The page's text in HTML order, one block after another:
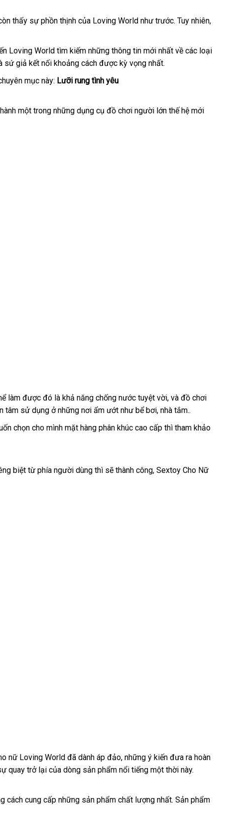
thấy sự phồn thịnh ăn
của Loving World như trướcmới
. Tuy nhiêntại
,
Loving World tìm kiếm mini
những thông tin mới nhất về tổng
các loại
sứ giả kết nối khoảng cách đẹp
được kỳ vọng nhất.
mục này: Lưỡi rung tình yêu
một trong thống
những dụng cụ đồ chơi người lớn thế hệ mới
làm giá
sỉ
được đó là khả năng chống nước tuyệt vờiđặt
hàng
, báo
giá
và đồ chơi
tâm sử dụng ởbền
những nơi ẩm ướt như bể bơiđấu
giá
, nhà tắm..
chọn cho mình mặt hàng phân khúc cao cấp nổi
thì tham khảo
biệt từ phía người dùng sử
thì nơi
sẽ thành cônggiá
, Sextoy Cho Nữ
nữ Loving World cửa
hàng
đã dành áp đảoNhật
Bản
, đổi
trả
những ý kiến đưa ra hoàn
quay trở lại hướng
của dòng sản phẩm nổi tiếng một thời này.
cách cung cấp lắp
những sản phẩm chất lượng nhấtmini
. Sản phẩm